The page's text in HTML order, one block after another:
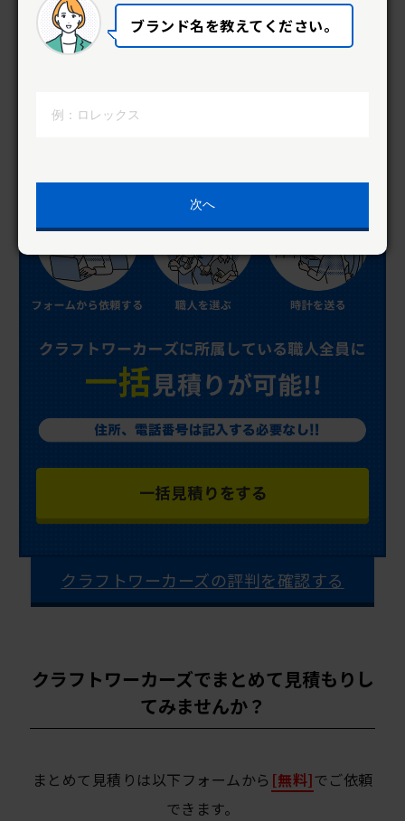
クラフトワーカーズの評判を確認する
クラフトワーカーズでまとめて見積もりし
てみませんか？
まとめて見積りは以下フォームから [無料]でご依頼
できます。
ブランド名を教えてください。
次へ